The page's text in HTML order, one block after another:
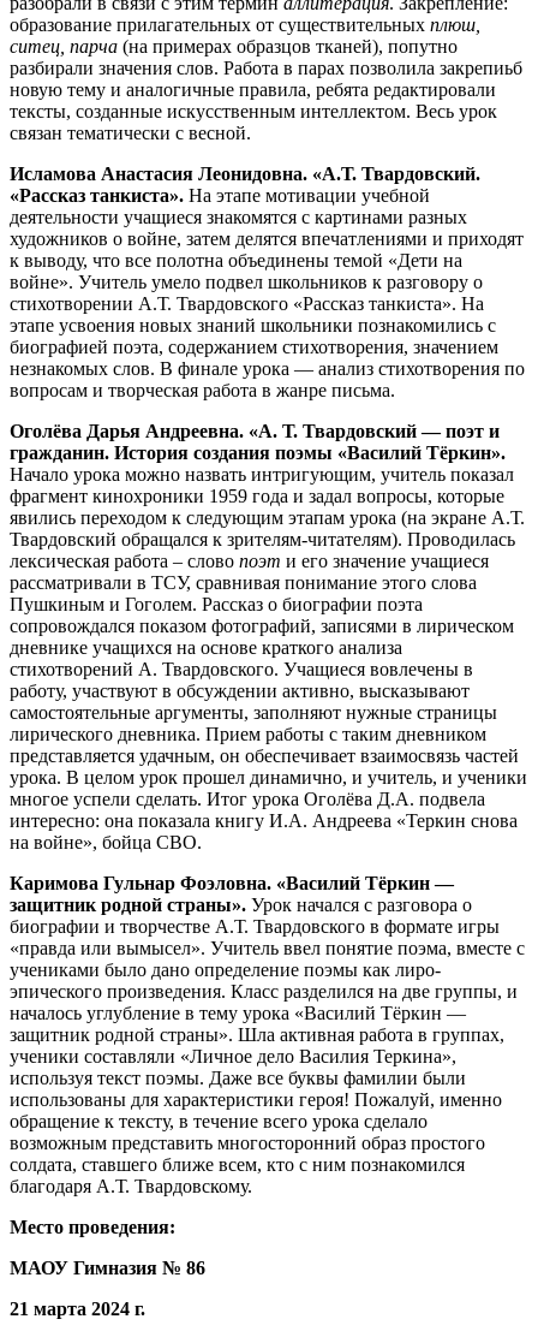
образование прилагательных от существительных плюш,
ситец, парча (на примерах образцов тканей), попутно
разбирали значения слов. Работа в парах позволила закрепиьб
новую тему и аналогичные правила, ребята редактировали
тексты, созданные искусственным интеллектом. Весь урок
связан тематически с весной.
Исламова Анастасия Леонидовна. «А.Т. Твардовский.
«Рассказ танкиста». На этапе мотивации учебной
деятельности учащиеся знакомятся с картинами разных
художников о войне, затем делятся впечатлениями и приходят
к выводу, что все полотна объединены темой «Дети на
войне». Учитель умело подвел школьников к разговору о
стихотворении А.Т. Твардовского «Рассказ танкиста». На
этапе усвоения новых знаний школьники познакомились с
биографией поэта, содержанием стихотворения, значением
незнакомых слов. В финале урока — анализ стихотворения по
вопросам и творческая работа в жанре письма.
Оголёва Дарья Андреевна. «А. Т. Твардовский — поэт и
гражданин. История создания поэмы «Василий Тёркин».
Начало урока можно назвать интригующим, учитель показал
фрагмент кинохроники 1959 года и задал вопросы, которые
явились переходом к следующим этапам урока (на экране А.Т.
Твардовский обращался к зрителям-читателям). Проводилась
лексическая работа – слово поэт и его значение учащиеся
рассматривали в ТСУ, сравнивая понимание этого слова
Пушкиным и Гоголем. Рассказ о биографии поэта
сопровождался показом фотографий, записями в лирическом
дневнике учащихся на основе краткого анализа
стихотворений А. Твардовского. Учащиеся вовлечены в
работу, участвуют в обсуждении активно, высказывают
самостоятельные аргументы, заполняют нужные страницы
лирического дневника. Прием работы с таким дневником
представляется удачным, он обеспечивает взаимосвязь частей
урока. В целом урок прошел динамично, и учитель, и ученики
многое успели сделать. Итог урока Оголёва Д.А. подвела
интересно: она показала книгу И.А. Андреева «Теркин снова
на войне», бойца СВО.
Каримова Гульнар Фоэловна. «Василий Тёркин —
защитник родной страны». Урок начался с разговора о
биографии и творчестве А.Т. Твардовского в формате игры
«правда или вымысел». Учитель ввел понятие поэма, вместе с
учениками было дано определение поэмы как лиро-
эпического произведения. Класс разделился на две группы, и
началось углубление в тему урока «Василий Тёркин —
защитник родной страны». Шла активная работа в группах,
ученики составляли «Личное дело Василия Теркина»,
используя текст поэмы. Даже все буквы фамилии были
использованы для характеристики героя! Пожалуй, именно
обращение к тексту, в течение всего урока сделало
возможным представить многосторонний образ простого
солдата, ставшего ближе всем, кто с ним познакомился
благодаря А.Т. Твардовскому.
Место проведения:
МАОУ Гимназия № 86
21 марта 2024 г.